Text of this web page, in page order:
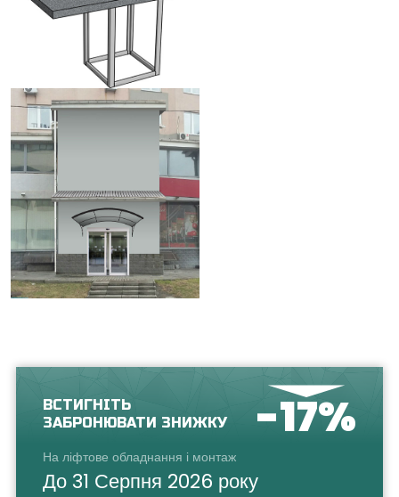
ВСТИГНІТЬ
ЗАБРОНЮВАТИ ЗНИЖКУ
-17%
На ліфтове обладнання і монтаж
До 31 Серпня 2026 року